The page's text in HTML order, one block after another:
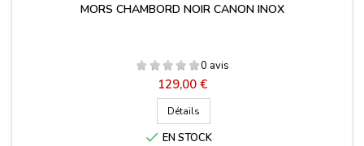
MORS CHAMBORD NOIR CANON INOX
0 avis
Prix
129,00 €
Détails
 EN STOCK